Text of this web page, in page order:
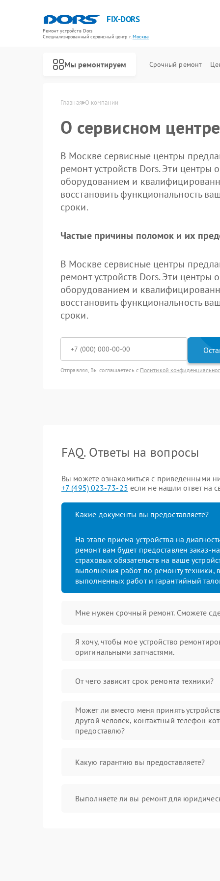
FIX-DORS
Ремонт устройств Dors
Специализированный cервисный центр г.Москва
Мы ремонтируем Срочный ремонт
Главная О компании
О сервисном
В Москве сервисные центры
ремонт устройств Dors. Эти
оборудованием и
восстановить функциональность
сроки.
Частые причины поломок и их
В Москве сервисные центры
ремонт устройств Dors. Эти
оборудованием и
восстановить функциональность
сроки.
Отправляя, Вы соглашаетесь с Политикой
FAQ. Ответы на вопросы
Вы можете ознакомиться с приведенными
+7 (495) 023-73-25 если не нашли ответ на
Какие документы вы предоставляете?
На этапе приема устройства на
ремонт вам будет предоставлен заказ-
страховых обязательств на ваше
выполнения работ по ремонту техники,
выполненных работ и гарантийный
Мне нужен срочный ремонт. Сможете
Я хочу, чтобы мое устройство
оригинальными запчастями.
От чего зависит срок ремонта техники?
Может ли вместо меня принять
другой человек, контактный телефон
предоставлю?
Какую гарантию вы предоставляете?
Выполняете ли вы ремонт для